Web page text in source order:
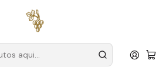
encomendas a partir de
Wine & Soul
Manoella Vinhas Velhas Magnum